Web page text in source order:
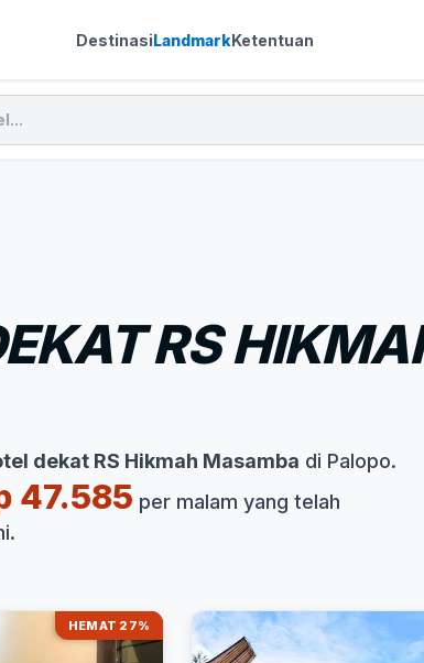
DestinasiLandmarkKetentuan
RS
dekat RS Hikmah Masamba di Palopo.
47.585 per malam yang telah
HEMAT 27%